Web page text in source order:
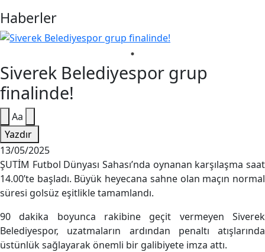
Haberler
Siverek Belediyespor grup
finalinde!
Aa
Yazdır
13/05/2025
ŞUTİM Futbol Dünyası Sahası’nda oynanan karşılaşma saat
14.00’te başladı. Büyük heyecana sahne olan maçın normal
süresi golsüz eşitlikle tamamlandı.
90 dakika boyunca rakibine geçit vermeyen Siverek
Belediyespor, uzatmaların ardından penaltı atışlarında
üstünlük sağlayarak önemli bir galibiyete imza attı.